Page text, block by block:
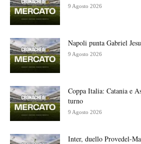
9 Agosto 2026
Napoli punta Gabriel
9 Agosto 2026
Coppa Italia: Catania e
turno
9 Agosto 2026
Inter, duello Provedel-